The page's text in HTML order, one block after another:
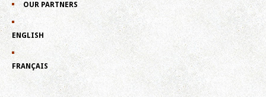
OUR PARTNERS
ENGLISH
FRANÇAIS